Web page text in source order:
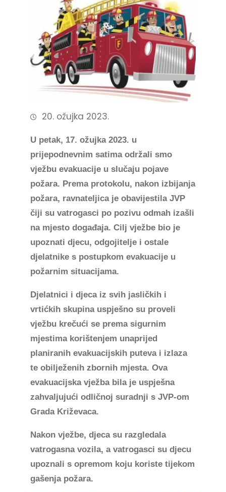
20. ožujka 2023.
U petak, 17. ožujka 2023. u
prijepodnevnim satima održali smo
vježbu evakuacije u slučaju pojave
požara. Prema protokolu, nakon izbijanja
požara, ravnateljica je obavijestila JVP
čiji su vatrogasci po pozivu odmah izašli
na mjesto događaja. Cilj vježbe bio je
upoznati djecu, odgojitelje i ostale
djelatnike s postupkom evakuacije u
požarnim situacijama.
Djelatnici i djeca iz svih jasličkih i
vrtićkih skupina uspješno su proveli
vježbu krečući se prema sigurnim
mjestima korištenjem unaprijed
planiranih evakuacijskih puteva i izlaza
te obilježenih zbornih mjesta. Ova
evakuacijska vježba bila je uspješna
zahvaljujući odličnoj suradnji s JVP-om
Grada Križevaca.
Nakon vježbe, djeca su razgledala
vatrogasna vozila, a vatrogasci su djecu
upoznali s opremom koju koriste tijekom
gašenja požara.